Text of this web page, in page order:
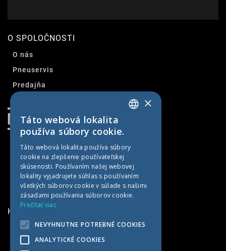
O SPOLOČNOSTI
O nás
Pneuservis
Predajňa
KONTAKTNÉ INFORMÁCIE
MET AGRO
Kočín 100
SLOVAK
GERMAN
HUNGARIAN
×
Táto webová lokalita
používa súbory cookie.
Táto webová lokalita používa súbory
cookie na zlepšenie používateľskej
skúsenosti. Používaním našej webovej
lokality vyjadrujete súhlas s používaním
všetkých súborov cookie v súlade s našimi
zásadami používania súborov cookie.
Prečítať viac
NEVYHNUTNE POTREBNÉ COOKIES
ANALYTICKÉ COOKIES